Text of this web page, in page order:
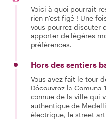
Voici à quoi pourrait
rien n'est figé ! Une
vous pourrez discuter
apporter de légères
préférences.
Hors des sentiers
Vous avez fait le tour
Découvrez la Comuna
connue de la ville qui
authentique de
électrique, le street